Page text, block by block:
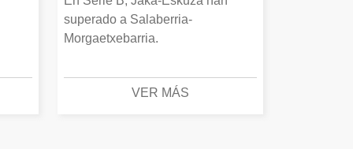
superado a Salaberria-
Morgaetxebarria.
VER MÁS